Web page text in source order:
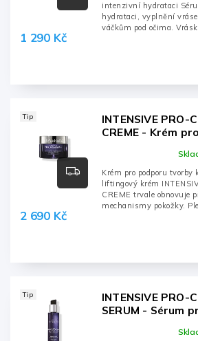
1 290 Kč
intenzivní hydrataci
hydrataci, vyplnění
váčkům pod očima.
Tip
INTENSIVE PRO-
CREME - Krém
2 690 Kč
Krém pro podporu
liftingový krém
CREME trvale obnovuje
mechanismy pokožky.
Tip
INTENSIVE PRO-
SERUM - Sérum
láhev s